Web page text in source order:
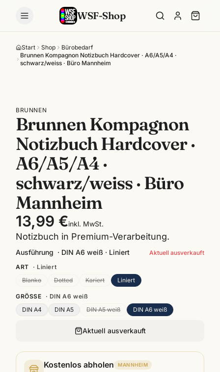
WSF-Shop
Start Shop
Bürobedarf
Brunnen Kompagnon Notizbuch Hardcover · A6/A5/A4 ·
schwarz/weiss · Büro Mannheim
BRUNNEN
Brunnen Kompagnon
Notizbuch Hardcover ·
A6/A5/A4 ·
schwarz/weiss · Büro
Mannheim
13,99 €inkl. MwSt.
Notizbuch in Premium-Verarbeitung.
Ausführung · DIN A6 weiß · Liniert
Aktuell ausverkauft
ART
· Liniert
Blanko
Dotted Kariert Liniert
GRÖSSE · DIN A6 weiß
DIN A4
DIN A5 DIN A5 weiß DIN A6 weiß
Aktuell ausverkauft
Kostenlos abholen MANNHEIM